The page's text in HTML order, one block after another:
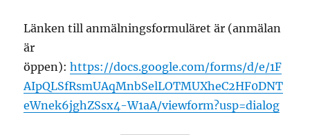
Länken till anmälningsformuläret är (anmälan
är
öppen):https://docs.google.com/forms/d/e/1F
AIpQLSfRsmUAqMnbSelLOTMUXheC2HF0DNT
eWnek6jghZSsx4-W1aA/viewform?usp=dialog